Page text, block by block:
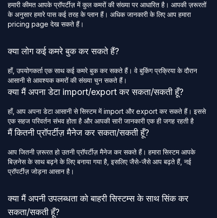
हमारी कीमत आपके प्रॉपर्टीज़ में कुल कमरों की संख्या पर आधारित है। आपकी ज़रूरतों
के अनुसार हमारे पास कई तरह के प्लान हैं। अधिक जानकारी के लिए आप हमारा
pricing page देख सकते हैं।
क्या लोग कई कमरे बुक कर सकते हैं?
हाँ, उपयोगकर्ता एक साथ कई कमरे बुक कर सकते हैं। वे बुकिंग प्रक्रिया के दौरान
आसानी से आवश्यक कमरों की संख्या चुन सकते हैं।
क्या मैं अपना डेटा import/export कर सकता/सकती हूँ?
हाँ, आप अपना डेटा आसानी से सिस्टम में import और export कर सकते हैं। इससे
एक सहज परिवर्तन संभव होता है और आपकी सारी जानकारी एक ही जगह रहती है
मैं कितनी प्रॉपर्टीज़ मैनेज कर सकता/सकती हूँ?
आप जितनी ज़रूरत हो उतनी प्रॉपर्टीज़ मैनेज कर सकते हैं। हमारा सिस्टम आपके
बिज़नेस के साथ बढ़ने के लिए बनाया गया है, इसलिए जैसे-जैसे आप बढ़ते हैं, नई
प्रॉपर्टीज़ जोड़ना आसान है।
क्या मैं अपनी उपलब्धता को बाहरी सिस्टम्स के साथ सिंक कर
सकता/सकती हूँ?